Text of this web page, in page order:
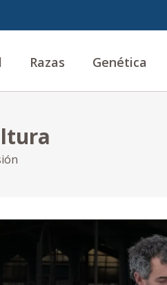
Razas Genética